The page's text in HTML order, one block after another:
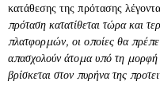
κατάθεσης της πρότασης
πρόταση κατατίθεται τώρα και
πλατφορμών, οι οποίες θα
απασχολούν άτομα υπό τη μορφή
βρίσκεται στον πυρήνα της